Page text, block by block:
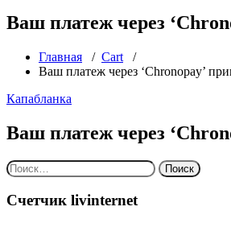
Ваш платеж через
Главная / Cart /
Ваш платеж через ‘Chronopay’
Капабланка
Ваш платеж через
Найти:
Счетчик livinternet